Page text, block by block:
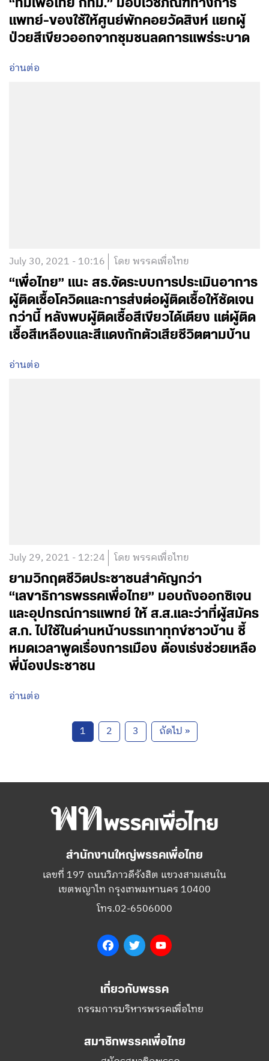
“ทีมเพื่อไทย กทม.” มอบเวชภัณฑ์ทางการ
แพทย์-ของใช้ให้ศูนย์พักคอยวัดสิงห์ แยกผู้
ป่วยสีเขียวออกจากชุมชนลดการแพร่ระบาด
อ่านต่อ
July 30, 2021 - 10:16 โดย พรรคเพื่อไทย
“เพื่อไทย” แนะ สธ.จัดระบบการประเมินอาการ
ผู้ติดเชื้อโควิดและการส่งต่อผู้ติดเชื้อให้ชัดเจน
กว่านี้ หลังพบผู้ติดเชื้อสีเขียวได้เตียง แต่ผู้ติด
เชื้อสีเหลืองและสีแดงกักตัวเสียชีวิตตามบ้าน
อ่านต่อ
July 29, 2021 - 12:24 โดย พรรคเพื่อไทย
ยามวิกฤตชีวิตประชาชนสำคัญกว่า
“เลขาธิการพรรคเพื่อไทย” มอบถังออกซิเจน
และอุปกรณ์การแพทย์ ให้ ส.ส.และว่าที่ผู้สมัคร
ส.ก. ไปใช้ในด่านหน้าบรรเทาทุกข์ชาวบ้าน ชี้
หมดเวลาพูดเรื่องการเมือง ต้องเร่งช่วยเหลือ
พี่น้องประชาชน
อ่านต่อ
1 2 3 ถัดไป »
สำนักงานใหญ่พรรคเพื่อไทย
เลขที่ 197 ถนนวิภาวดีรังสิต แขวงสามเสนใน
เขตพญาไท กรุงเทพมหานคร 10400
โทร.02-6506000
FacebookTwitter
เกี่ยวกับพรรค
กรรมการบริหารพรรคเพื่อไทย
สมาชิกพรรคเพื่อไทย